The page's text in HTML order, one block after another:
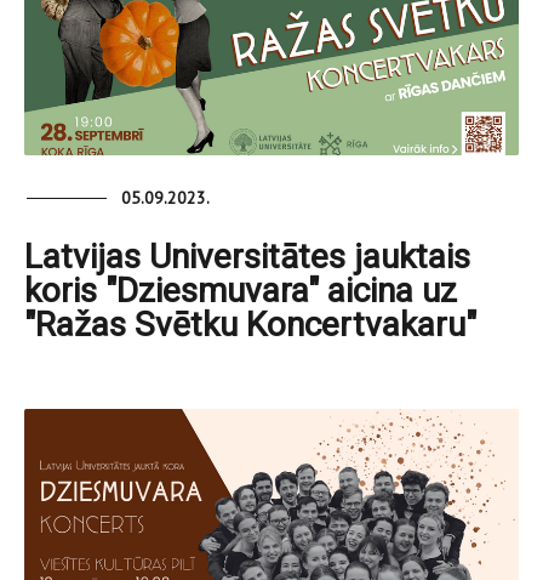
05.09.2023.
Latvijas Universitātes jauktais
koris "Dziesmuvara" aicina uz
"Ražas Svētku Koncertvakaru"